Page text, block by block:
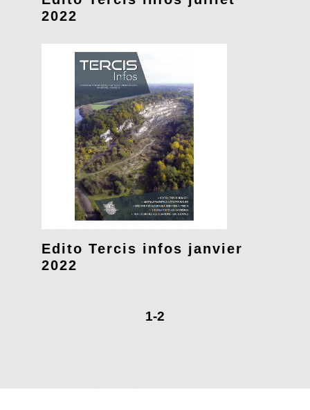
2022
Edito Tercis infos janvier
2022
1-2